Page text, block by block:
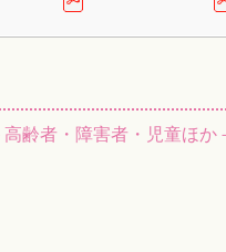
齢者・障害者・児童ほか